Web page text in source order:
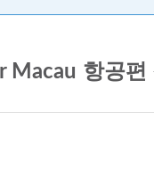
Macau 항공편